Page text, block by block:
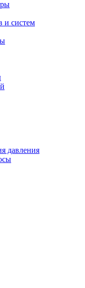
и систем
давления